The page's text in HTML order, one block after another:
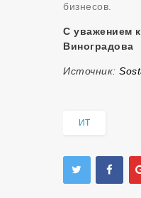
бизнесов.
С уважением
Виноградова
Источник:
ИТ